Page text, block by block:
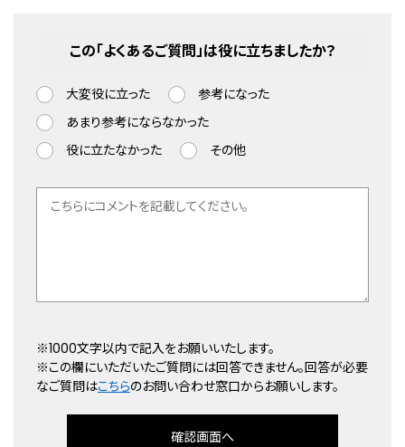
この「よくあるご質問」は役に立ちましたか？
大変役に立った
参考になった
あまり参考にならなかった
役に立たなかった
その他
※1000文字以内で記入をお願いいたします。
※この欄にいただいたご質問には回答できません。回答が必要
なご質問はこちらのお問い合わせ窓口からお願いします。
確認画面へ